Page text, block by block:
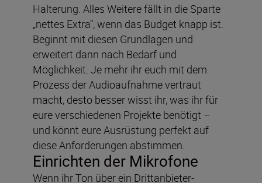
Halterung. Alles Weitere fällt in die Sparte
„nettes Extra“, wenn das Budget knapp ist.
Beginnt mit diesen Grundlagen und
erweitert dann nach Bedarf und
Möglichkeit. Je mehr ihr euch mit dem
Prozess der Audioaufnahme vertraut
macht, desto besser wisst ihr, was ihr für
eure verschiedenen Projekte benötigt –
und könnt eure Ausrüstung perfekt auf
diese Anforderungen abstimmen.
Einrichten der Mikrofone
Wenn ihr Ton über ein Drittanbieter-